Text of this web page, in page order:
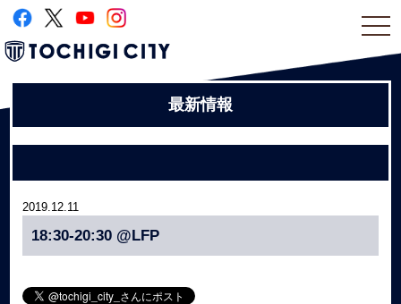
最新情報
2019.12.11
18:30-20:30 @LFP